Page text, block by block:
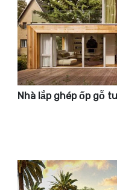
Nhà lắp ghép ốp gỗ